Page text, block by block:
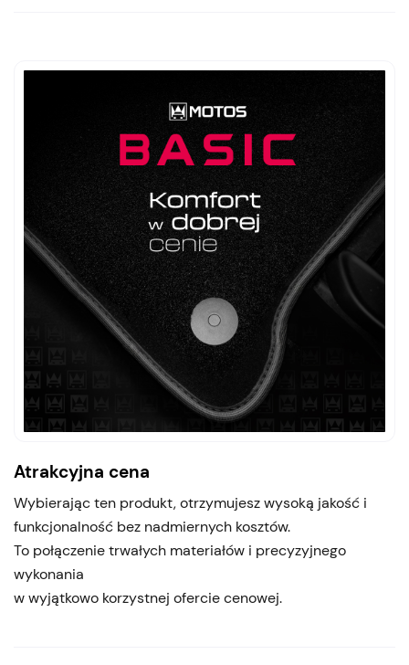
Atrakcyjna cena
Wybierając ten produkt, otrzymujesz wysoką jakość i
funkcjonalność bez nadmiernych kosztów.
To połączenie trwałych materiałów i precyzyjnego
wykonania
w wyjątkowo korzystnej ofercie cenowej.